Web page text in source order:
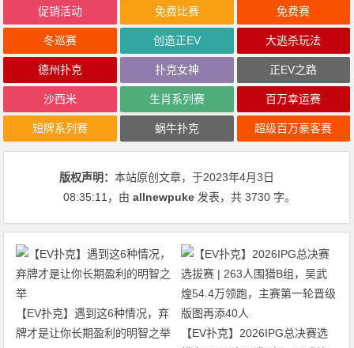
促销活动 免费比赛 免费赛
冬巡赛 创造正EV 大逃杀玩法
德州扑克 扑克女神 正EV之路
沙西米 生肖系列赛 百万幸运赛
短牌系列赛 蜗牛扑克 超级百万豪客赛
版权声明：本站原创文章，于2023年4月3日
08:35:11 ，由allnewpuke 发表，共 3730 字。
【EV扑克】遇到这6种情况，弃
牌才是让你长期盈利的明智之举
【EV扑克】2026IPG总决赛选